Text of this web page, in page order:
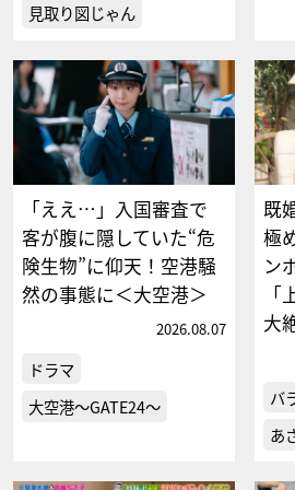
見取り図じゃん
「ええ…」入国審査で
客が腹に隠していた“危
険生物”に仰天！空港騒
然の事態に＜大空港＞
2026.08.07
ドラマ
大空港～GATE24～
既
極
ン
大
バ
あ